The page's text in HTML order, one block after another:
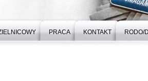
PRACA KONTAKT RODO/